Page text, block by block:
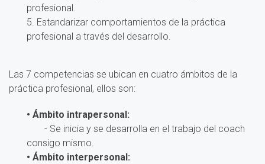
profesional.
5. Estandarizar comportamientos de la práctica
profesional a través del desarrollo.
Las 7 competencias se ubican en cuatro ámbitos de la
práctica profesional, ellos son:
• Ámbito intrapersonal:
- Se inicia y se desarrolla en el trabajo del coach
consigo mismo.
• Ámbito interpersonal: